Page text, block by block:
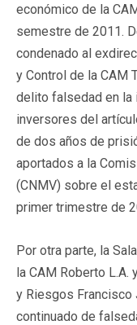
económico de la
semestre de 2011.
condenado al
y Control de la CAM
delito falsedad en la
inversores del
de dos años de
aportados a la
(CNMV) sobre el
primer trimestre de
Por otra parte, la
la CAM Roberto
y Riesgos
continuado de